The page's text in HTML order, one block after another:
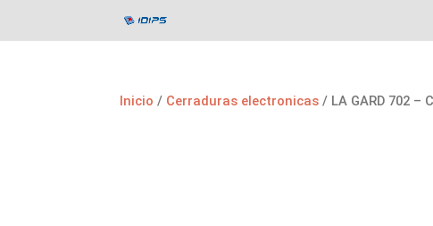
Inicio / Cerraduras electronicas / LA GARD 702